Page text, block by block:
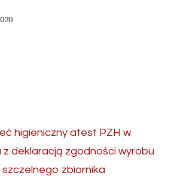
higieniczny atest PZH w
z deklaracją zgodności wyrobu
zbiornika